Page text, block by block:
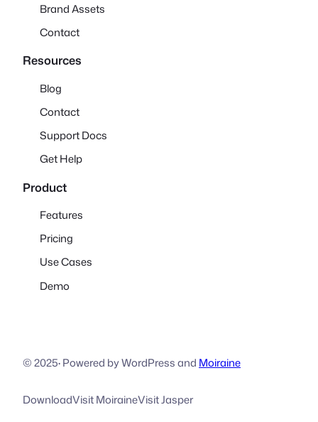
Brand Assets
Contact
Resources
Blog
Contact
Support Docs
Get Help
Product
Features
Pricing
Use Cases
Demo
© 2025·Powered by WordPress and Moiraine
DownloadVisit MoiraineVisit Jasper